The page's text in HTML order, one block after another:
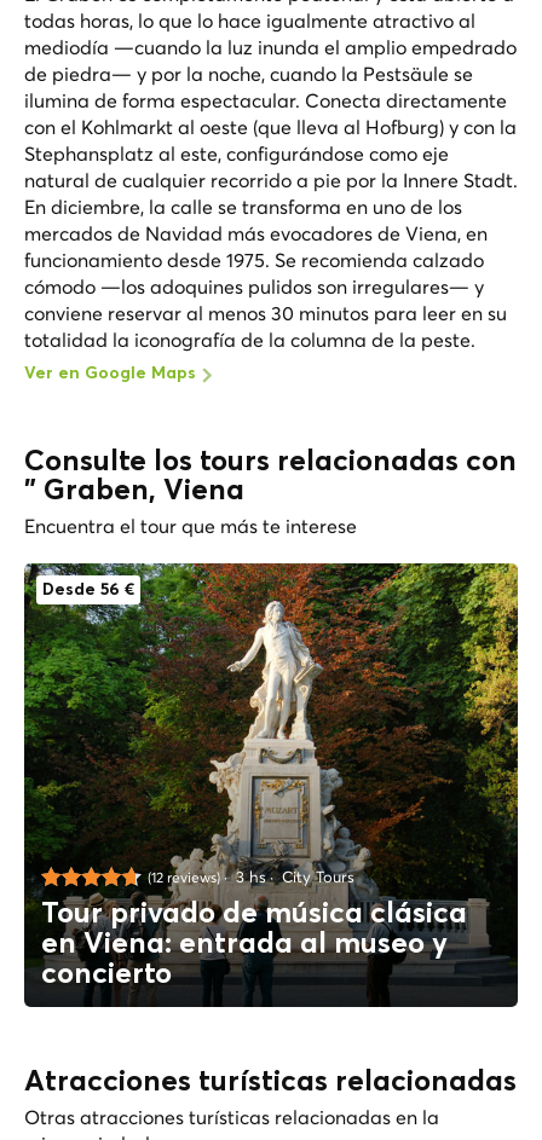
todas horas, lo que lo hace igualmente atractivo al
mediodía —cuando la luz inunda el amplio empedrado
de piedra— y por la noche, cuando la Pestsäule se
ilumina de forma espectacular. Conecta directamente
con el Kohlmarkt al oeste (que lleva al Hofburg) y con la
Stephansplatz al este, configurándose como eje
natural de cualquier recorrido a pie por la Innere Stadt.
En diciembre, la calle se transforma en uno de los
mercados de Navidad más evocadores de Viena, en
funcionamiento desde 1975. Se recomienda calzado
cómodo —los adoquines pulidos son irregulares— y
conviene reservar al menos 30 minutos para leer en su
totalidad la iconografía de la columna de la peste.
Ver en Google Maps
Consulte los tours relacionadas con
" Graben, Viena
Encuentra el tour que más te interese
Desde 56 €
(12 reviews) 3 hs City Tours
Tour privado de música clásica
en Viena: entrada al museo y
concierto
Atracciones turísticas relacionadas
Otras atracciones turísticas relacionadas en la